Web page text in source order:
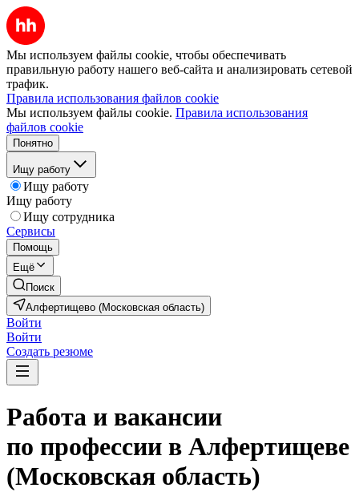
Мы используем файлы cookie, чтобы обеспечивать
правильную работу нашего веб-сайта и анализировать сетевой
трафик.
Правила использования файлов cookie
Мы используем файлы cookie. Правила использования
файлов cookie
Понятно
Ищу работу
Ищу работу
Ищу работу
Ищу сотрудника
Сервисы
Помощь
Ещё
Поиск
Алфертищево (Московская область)
Войти
Войти
Создать резюме
Работа и вакансии
по профессии в Алфертищеве
(Московская область)